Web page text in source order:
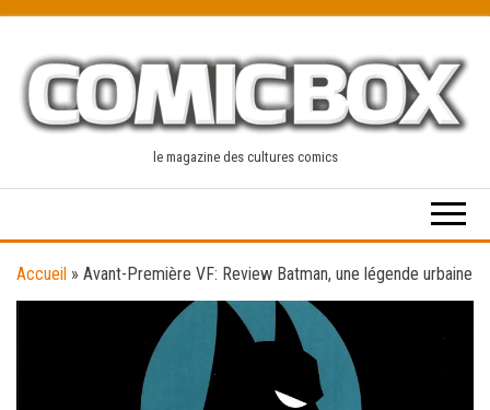
content
le magazine des cultures comics
Accueil » Avant-Première VF: Review Batman, une légende urbaine